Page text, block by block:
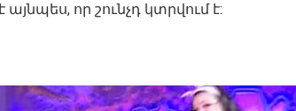
որ շունչդ կտրվում է: